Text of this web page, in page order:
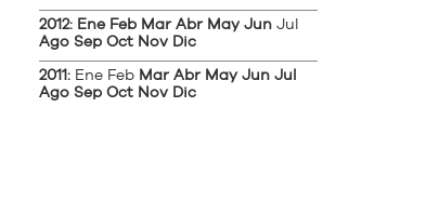
2012: Ene Feb Mar Abr May Jun Jul
Ago Sep Oct Nov Dic
2011: Ene Feb Mar Abr May Jun Jul
Ago Sep Oct Nov Dic